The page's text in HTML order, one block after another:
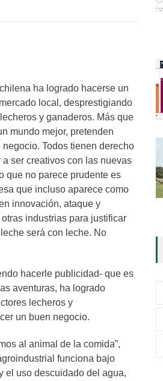
ha logrado hacerse un
local, desprestigiando
y ganaderos. Más que
mundo mejor, pretenden
negocio. Todos tienen derecho
a ser creativos con las nuevas
que no parece prudente es
que incluso aparece como
innovación, ataque y
industrias para justificar
será con leche. No
hacerle publicidad- que es
aventuras, ha logrado
lecheros y
un buen negocio.
al animal de la comida”,
funciona bajo
el uso descuidado del agua,